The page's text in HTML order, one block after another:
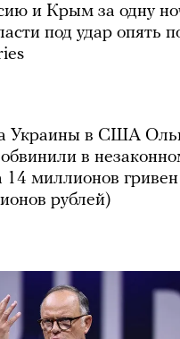
и Крым за одну
под удар опять
Украины в США
в
14 миллионов гривен
рублей)